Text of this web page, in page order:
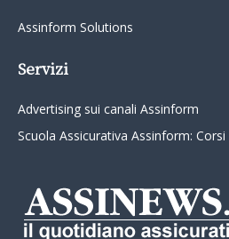
Assinform Solutions
Servizi
Advertising sui canali Assinform
Scuola Assicurativa Assinform: Corsi